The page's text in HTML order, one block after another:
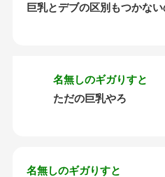
巨乳とデブの区別もつかない
名無しのギガりすと
ただの巨乳やろ
名無しのギガりすと